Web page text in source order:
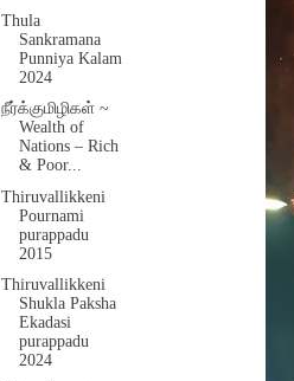
Thula
Sankramana
Punniya Kalam
2024
நீர்க்குமிழிகள் ~
Wealth of
Nations – Rich
& Poor...
Thiruvallikkeni
Pournami
purappadu
2015
Thiruvallikkeni
Shukla Paksha
Ekadasi
purappadu
2024